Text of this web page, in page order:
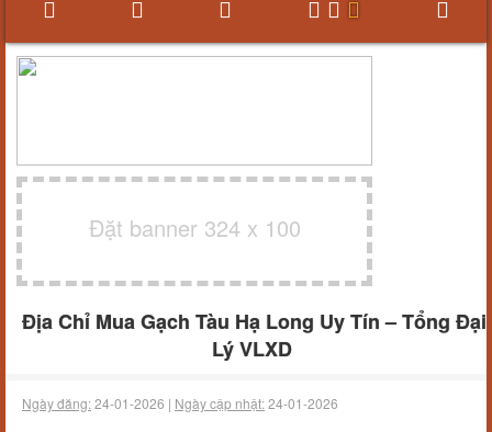
Đặt banner 324 x 100
Địa Chỉ Mua Gạch Tàu Hạ Long Uy Tín – Tổng Đại
Lý VLXD
Ngày đăng:24-01-2026 | Ngày cập nhật:24-01-2026